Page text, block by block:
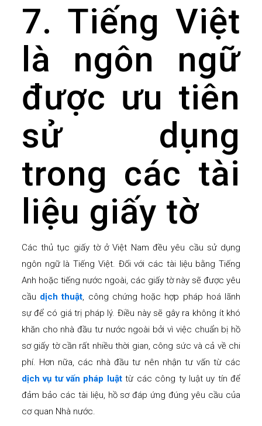
7. Tiếng Việt
là ngôn ngữ
được ưu tiên
sử dụng
trong các tài
liệu giấy tờ
Các thủ tục giấy tờ ở Việt Nam đều yêu cầu sử dụng
ngôn ngữ là Tiếng Việt. Đối với các tài liệu bằng Tiếng
Anh hoặc tiếng nước ngoài, các giấy tờ này sẽ được yêu
cầu dịch thuật, công chứng hoặc hợp pháp hoá lãnh
sự để có giá trị pháp lý. Điều này sẽ gây ra không ít khó
khăn cho nhà đầu tư nước ngoài bởi vì việc chuẩn bị hồ
sơ giấy tờ cần rất nhiều thời gian, công sức và cả về chi
phí. Hơn nữa, các nhà đầu tư nên nhận tư vấn từ các
dịch vụ tư vấn pháp luậttừ các công ty luật uy tín để
đảm bảo các tài liệu, hồ sơ đáp ứng đúng yêu cầu của
cơ quan Nhà nước.